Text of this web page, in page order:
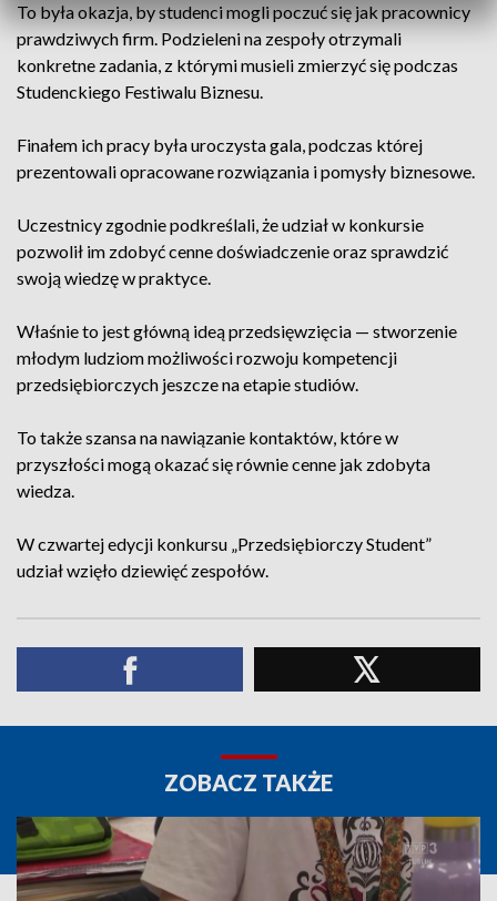
To była okazja, by studenci mogli poczuć się jak pracownicy
prawdziwych firm. Podzieleni na zespoły otrzymali
konkretne zadania, z którymi musieli zmierzyć się podczas
Studenckiego Festiwalu Biznesu.
Finałem ich pracy była uroczysta gala, podczas której
prezentowali opracowane rozwiązania i pomysły biznesowe.
Uczestnicy zgodnie podkreślali, że udział w konkursie
pozwolił im zdobyć cenne doświadczenie oraz sprawdzić
swoją wiedzę w praktyce.
Właśnie to jest główną ideą przedsięwzięcia — stworzenie
młodym ludziom możliwości rozwoju kompetencji
przedsiębiorczych jeszcze na etapie studiów.
To także szansa na nawiązanie kontaktów, które w
przyszłości mogą okazać się równie cenne jak zdobyta
wiedza.
W czwartej edycji konkursu „Przedsiębiorczy Student”
udział wzięło dziewięć zespołów.
ZOBACZ TAKŻE